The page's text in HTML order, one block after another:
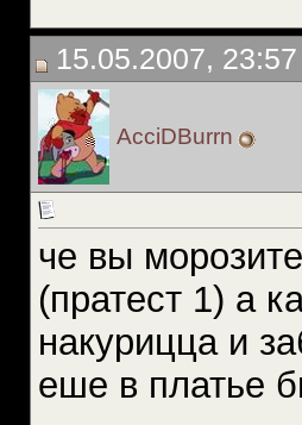
15.05.2007, 23:57
AcciDBurrn
че вы
(пратест 1) а
накурицца и
еше в платье